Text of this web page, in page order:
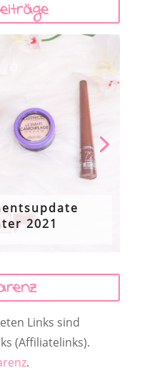
2021
Links sind
(Affiliatelinks).
.